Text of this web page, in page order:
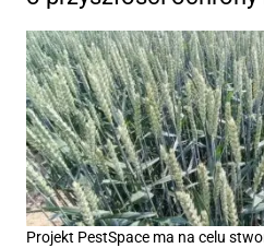
Projekt PestSpace ma na celu